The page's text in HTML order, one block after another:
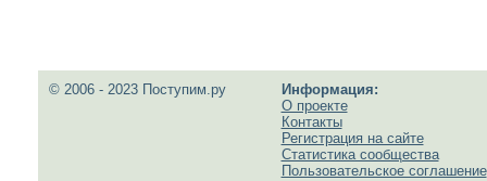
© 2006 - 2023 Поступим.ру
Информация:
О проекте
Контакты
Регистрация на сайте
Статистика сообщества
Пользовательское соглашение